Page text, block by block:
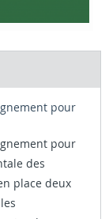
pour
pour
des
place deux